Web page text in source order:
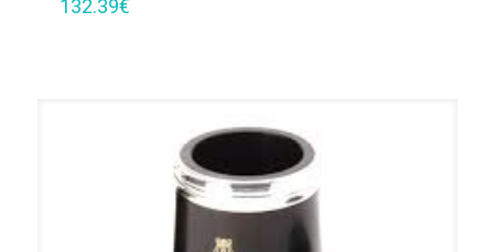
132.39€